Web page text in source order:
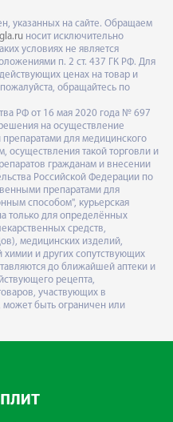
указанных на сайте. Обращаем
носит исключительно
условиях не является
п. 2 ст. 437 ГК РФ. Для
ценах на товар и
обращайтесь по
РФ от 16 мая 2020 года № 697
на осуществление
для медицинского
осуществления такой торговли и
гражданам и внесении
Российской Федерации по
препаратами для
способом", курьерская
только для определённых
средств,
медицинских изделий,
химии и других сопутствующих
до ближайшей аптеки и
рецепта,
участвующих в
быть ограничен или